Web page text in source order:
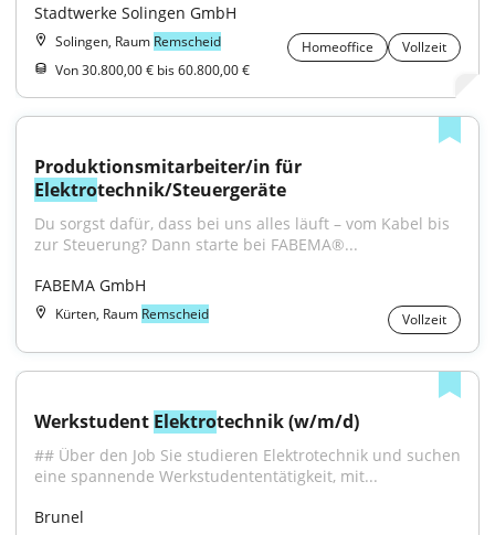
Stadtwerke Solingen GmbH
Solingen, Raum Remscheid Homeoffice
Vollzeit
Von 30.800,00 € bis 60.800,00 €
Elektrotechnik/Steuergeräte
Du sorgst dafür, dass bei uns alles läuft – vom Kabel bis
zur Steuerung? Dann starte bei FABEMA®...
FABEMA GmbH
Kürten, Raum Remscheid Vollzeit
Werkstudent Elektrotechnik (w/m/d)
## Über den Job Sie studieren Elektrotechnik und suchen
eine spannende Werkstudententätigkeit, mit...
Brunel